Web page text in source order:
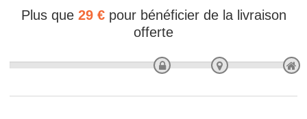
Plus que 29 €pour bénéficier de la livraison
offerte